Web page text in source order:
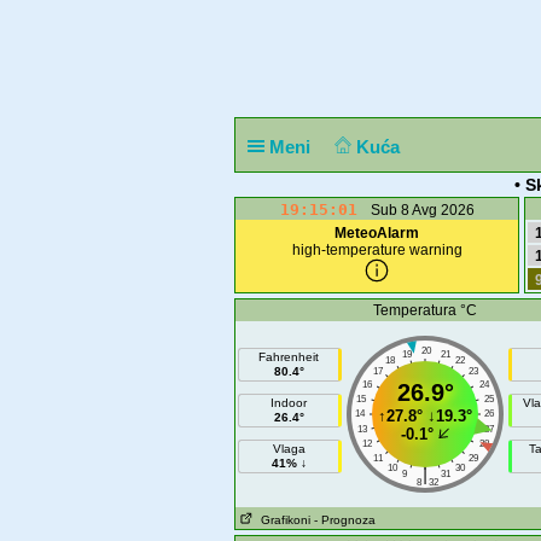
Meni Kuća
•
19:15:01
Sub 8 Avg 2026
MeteoAlarm
high-temperature warning
Temperatura °C
Fahrenheit
80.4°
Indoor
26.4°
Vlaga
41% ↓
20
19 21
18
22
17
23
16
24
15
25
14
26
13
27
12
28
11
29
10
30
9 31
|
8 32
26.9°
↑27.8° ↓19.3°
-0.1°
Grafikoni - Prognoza